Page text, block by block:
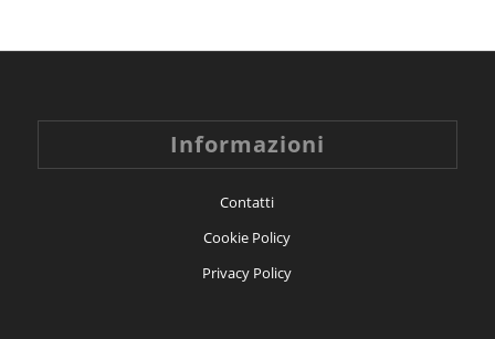
Informazioni
Contatti
Cookie Policy
Privacy Policy